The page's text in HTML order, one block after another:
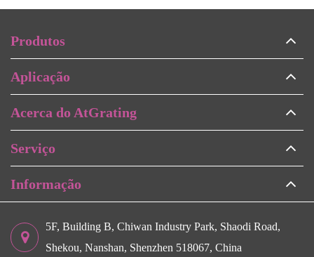
Produtos
Aplicação
Acerca do AtGrating
Serviço
Informação
5F, Building B, Chiwan Industry Park, Shaodi Road,
Shekou, Nanshan, Shenzhen 518067, China